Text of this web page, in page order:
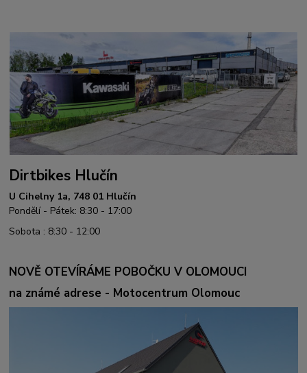
Dirtbikes Hlučín
U Cihelny 1a, 748 01 Hlučín
Pondělí - Pátek: 8:30 - 17:00
Sobota : 8:30 - 12:00
NOVĚ OTEVÍRÁME POBOČKU V OLOMOUCI
na známé adrese - Motocentrum Olomouc